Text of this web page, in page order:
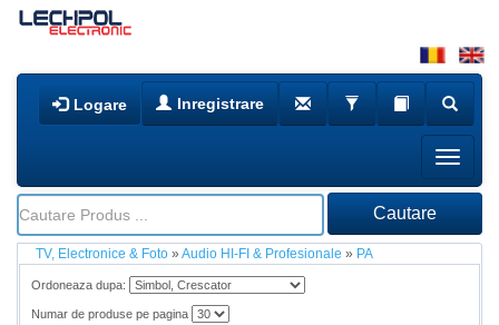
Logare Inregistrare
TV, Electronice & Foto » Audio HI-FI & Profesionale » PA
Ordoneaza dupa:
Numar de produse pe pagina